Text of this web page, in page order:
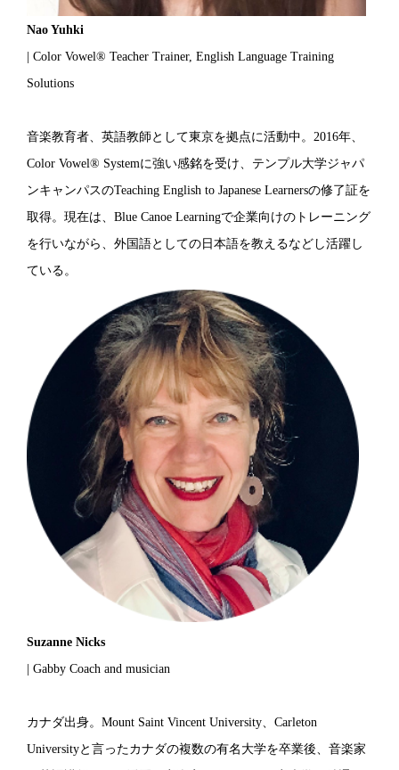
Nao Yuhki
| Color Vowel® Teacher Trainer, English Language Training
Solutions
音楽教育者、英語教師として東京を拠点に活動中。2016年、
Color Vowel® Systemに強い感銘を受け、テンプル大学ジャパ
ンキャンパスのTeaching English to Japanese Learnersの修了証を
取得。現在は、Blue Canoe Learningで企業向けのトレーニング
を行いながら、外国語としての日本語を教えるなどし活躍し
ている。
Suzanne Nicks
| Gabby Coach and musician
カナダ出身。Mount Saint Vincent University、Carleton
Universityと言ったカナダの複数の有名大学を卒業後、音楽家